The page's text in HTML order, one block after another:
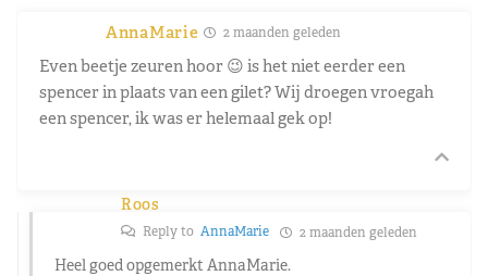
AnnaMarie 2 maanden geleden
Even beetje zeuren hoor 😉 is het niet eerder een
spencer in plaats van een gilet? Wij droegen vroegah
een spencer, ik was er helemaal gek op!
Roos
Reply to AnnaMarie 2 maanden geleden
Heel goed opgemerkt AnnaMarie.